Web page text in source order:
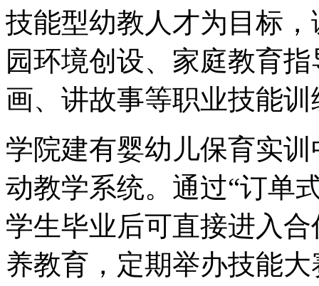
技能型幼教人才为目标
园环境创设、家庭教育
画、讲故事等职业技能训
学院建有婴幼儿保育实
动教学系统。通过“订单
学生毕业后可直接进入
养教育，定期举办技能